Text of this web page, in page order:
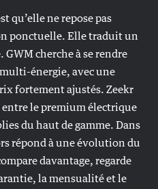
qu’elle ne repose pas
ponctuelle. Elle traduit un
cherche à se rendre
énergie, avec une
fortement ajustés. Zeekr
entre le premium électrique
du haut de gamme. Dans
répond à une évolution du
davantage, regarde
la mensualité et le